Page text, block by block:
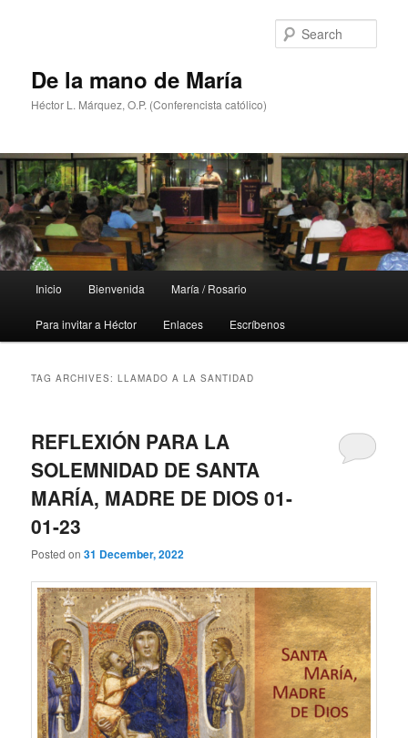
De la mano de María
Héctor L. Márquez, O.P. (Conferencista católico)
Inicio Bienvenida María / Rosario
Para invitar a Héctor Enlaces Escríbenos
TAG ARCHIVES:LLAMADO A LA SANTIDAD
REFLEXIÓN PARA LA
SOLEMNIDAD DE SANTA
MARÍA, MADRE DE DIOS 01-
01-23
Posted on31 December, 2022